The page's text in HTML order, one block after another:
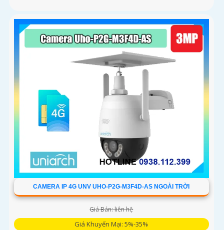
CAMERA IP 4G UNV UHO-P2G-M3F4D-AS NGOÀI TRỜI
Giá Bán: liên hệ
Giá Khuyến Mại: 5%-35%